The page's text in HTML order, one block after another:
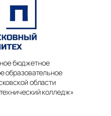
бюджетное
образовательное
области
колледж»